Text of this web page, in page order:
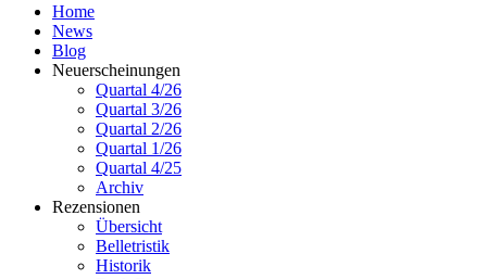
Home
News
Blog
Neuerscheinungen
Quartal 4/26
Quartal 3/26
Quartal 2/26
Quartal 1/26
Quartal 4/25
Archiv
Rezensionen
Übersicht
Belletristik
Historik